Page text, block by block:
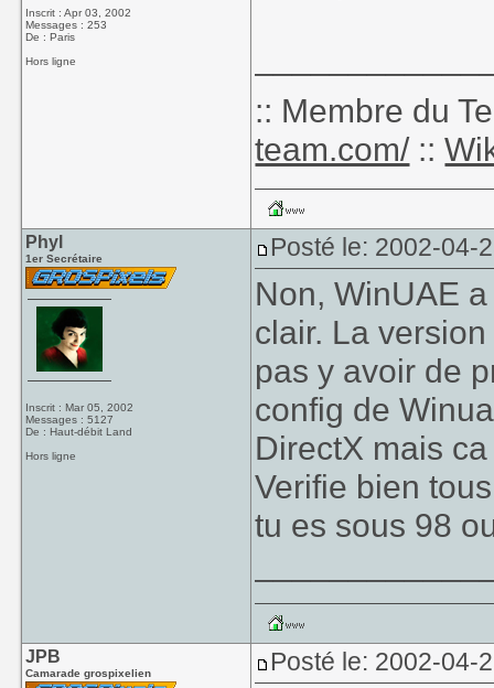
Inscrit : Apr 03, 2002
Messages : 253
De : Paris
Hors ligne
:: Membre du
team.com/::
Phyl
1er Secrétaire
Inscrit : Mar 05, 2002
Messages : 5127
De : Haut-débit Land
Hors ligne
Posté le: 2002-04-
Non, WinUAE
clair. La
pas y avoir de
config de
DirectX mais
Verifie bien
tu es sous 98
JPB
Camarade grospixelien Posté le: 2002-04-